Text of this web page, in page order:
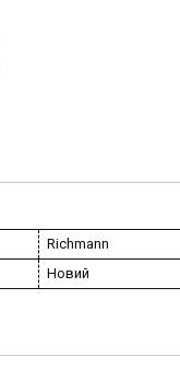
Richmann
Новий